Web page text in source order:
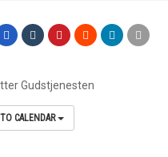
Gudstjenesten
CALENDAR